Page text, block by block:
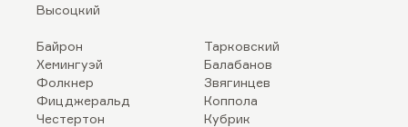
Высоцкий
Байрон
Хемингуэй
Фолкнер
Фицджеральд
Честертон
Тарковский
Балабанов
Звягинцев
Коппола
Кубрик